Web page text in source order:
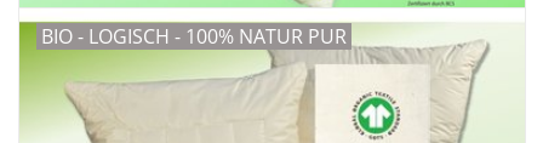
BIO - LOGISCH - 100% NATUR PUR